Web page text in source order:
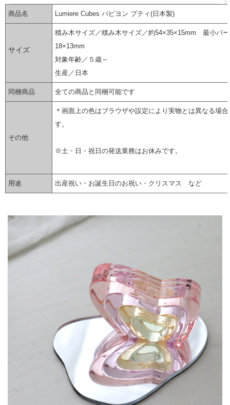
商品名 Lumiere Cubes パピヨン プティ(日本製)
サイズ
積み木サイズ ／積み木サイズ／約54×35×15mm 最小パ
18×13mm
対象年齢／５歳～
生産／日本
同梱商品 全ての商品と同梱可能です
その他
＊画面上の色はブラウザや設定により実物とは異なる場
す。
※土・日・祝日の発送業務はお休みです。
用途 出産祝い・お誕生日のお祝い・クリスマス など